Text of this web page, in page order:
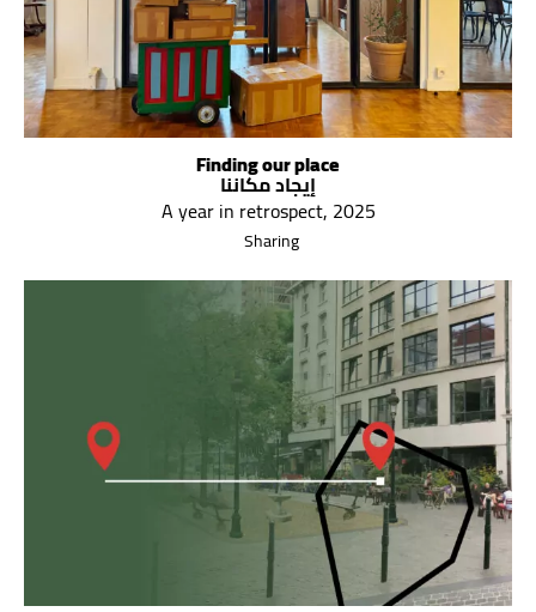
Finding our place
إيجاد مكاننا
A year in retrospect, 2025
Sharing